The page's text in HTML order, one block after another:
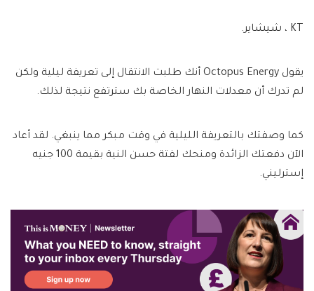
KT ، شيشاير.
يقول Octopus Energy أنك طلبت الانتقال إلى تعريفة ليلية ولكن
لم تدرك أن معدلات النهار الخاصة بك سترتفع نتيجة لذلك.
كما وصفتك بالتعريفة الليلية في وقت مبكر مما ينبغي. لقد أعاد
الآن دفعتك الزائدة ومنحك لفتة حسن النية بقيمة 100 جنيه
إسترليني.